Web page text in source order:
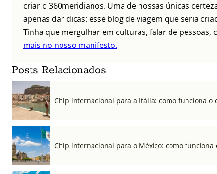
criar o 360meridianos. Uma de nossas únicas
apenas dar dicas: esse blog de viagem que seria
Tinha que mergulhar em culturas, falar de
mais no nosso manifesto.
Posts Relacionados
Chip internacional para a Itália: como funciona o
Chip internacional para o México: como funciona